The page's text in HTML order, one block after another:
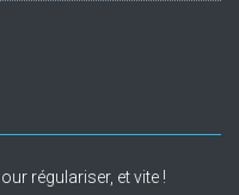
régulariser, et vite !